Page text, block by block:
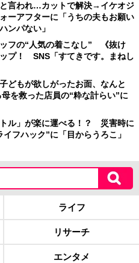
言われ…カットで解決→イケオジ
ーアフターに「うちの夫もお願い
ンパない」
ッフの“人気の着こなし” 《抜け
プ！ SNS「すてきです。まねし
どもが欲しがったお面、なんと
を救った店員の“粋な計らい”に
ル」が楽に運べる！？ 災害時に
フハック”に「目からうろこ」
ライフ
リサーチ
エンタメ